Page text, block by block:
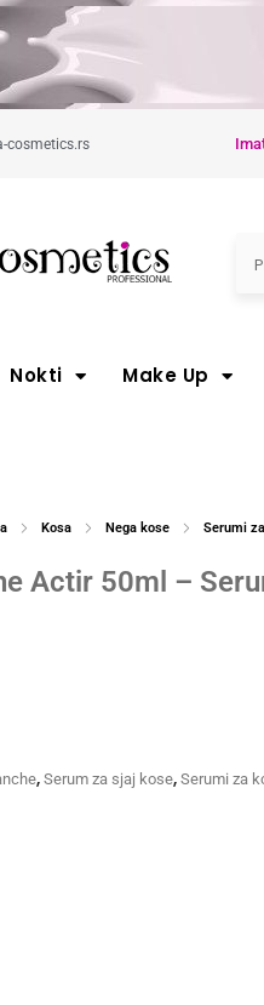
cosmetics.rs
Nokti Make Up
Kosa Nega kose Serumi
Actir 50ml –
, Serum za sjaj kose, Serumi za